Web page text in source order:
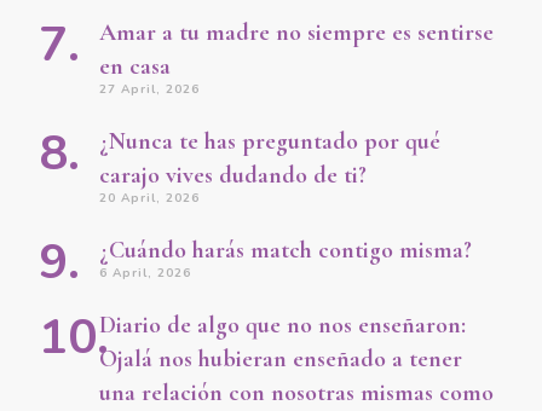
Amar a tu madre no siempre es sentirse
en casa
27 April, 2026
¿Nunca te has preguntado por qué
carajo vives dudando de ti?
20 April, 2026
¿Cuándo harás match contigo misma?
6 April, 2026
Diario de algo que no nos enseñaron:
Ojalá nos hubieran enseñado a tener
una relación con nosotras mismas como